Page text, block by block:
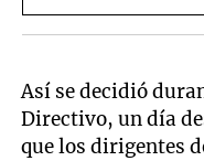
Así se decidió
Directivo, un día
que los dirigentes